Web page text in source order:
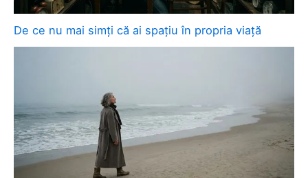
De ce nu mai simți că ai spațiu în propria viață